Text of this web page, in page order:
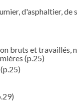
d'asphaltier, de
bruts et travaillés,
(p.25)
(p.25)